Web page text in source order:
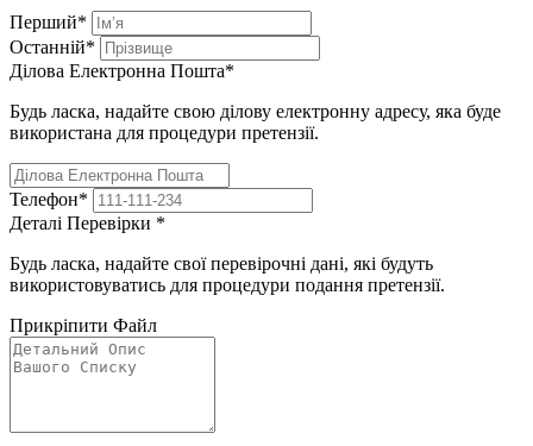
Перший*
Останній*
Ділова Електронна Пошта*
Будь ласка, надайте свою ділову електронну адресу, яка буде
використана для процедури претензії.
Телефон*
Деталі Перевірки *
Будь ласка, надайте свої перевірочні дані, які будуть
використовуватись для процедури подання претензії.
Прикріпити Файл